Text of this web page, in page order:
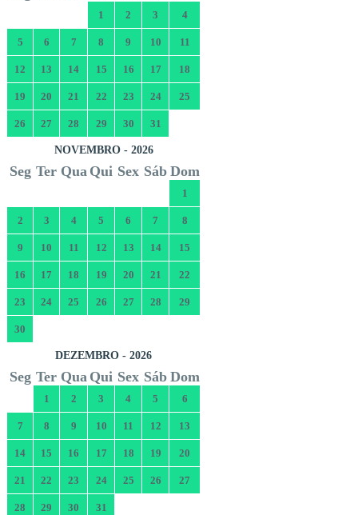
1 2 3 4
5 6 7 8 9 10 11
12 13 14 15 16 17 18
19 20 21 22 23 24 25
26 27 28 29 30 31
NOVEMBRO - 2026
Seg Ter Qua Qui Sex Sáb Dom
1
2 3 4 5 6 7 8
9 10 11 12 13 14 15
16 17 18 19 20 21 22
23 24 25 26 27 28 29
30
DEZEMBRO - 2026
Seg Ter Qua Qui Sex Sáb Dom
1 2 3 4 5 6
7 8 9 10 11 12 13
14 15 16 17 18 19 20
21 22 23 24 25 26 27
28 29 30 31